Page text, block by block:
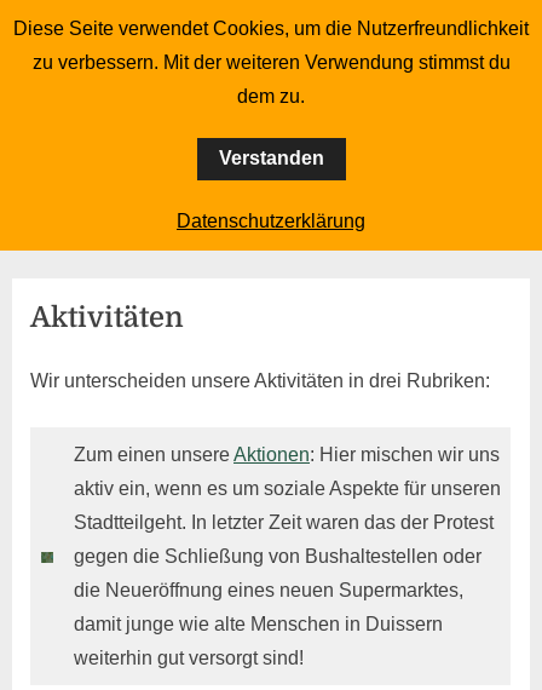
Bürgerverein Duissern 1899 e.V.
Aktivitäten
Wir unterscheiden unsere Aktivitäten in drei Rubriken:
Zum einen unsereAktionen: Hier mischen wir uns
aktiv ein, wenn es um soziale Aspekte für unseren
Stadtteilgeht. In letzter Zeit waren das der Protest
gegen die Schließung von Bushaltestellen oder
die Neueröffnung eines neuen Supermarktes,
damit junge wie alte Menschen in Duissern
weiterhin gut versorgt sind!
Diese Seite verwendet Cookies, um die Nutzerfreundlichkeit
zu verbessern. Mit der weiteren Verwendung stimmst du
dem zu.
Verstanden
Datenschutzerklärung